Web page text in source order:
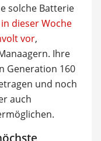
solche Batterie
dieser Woche
vor,
Ihre
Generation 160
und noch
auch